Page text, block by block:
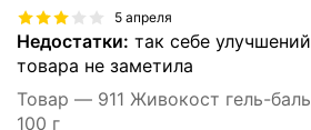
5 апреля
Недостатки: так себе
товара не заметила
Товар — 911 Живокост гель-
100 г